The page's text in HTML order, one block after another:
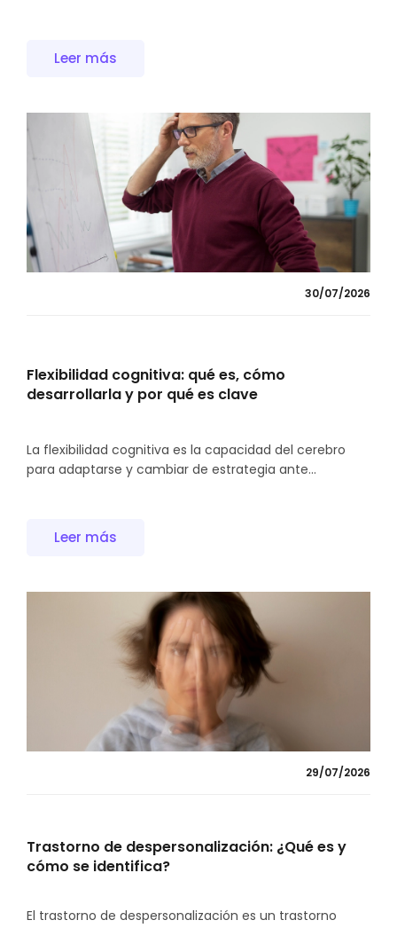
Leer más
30/07/2026
Flexibilidad cognitiva: qué es, cómo
desarrollarla y por qué es clave
La flexibilidad cognitiva es la capacidad del cerebro
para adaptarse y cambiar de estrategia ante...
Leer más
29/07/2026
Trastorno de despersonalización: ¿Qué es y
cómo se identifica?
El trastorno de despersonalización es un trastorno